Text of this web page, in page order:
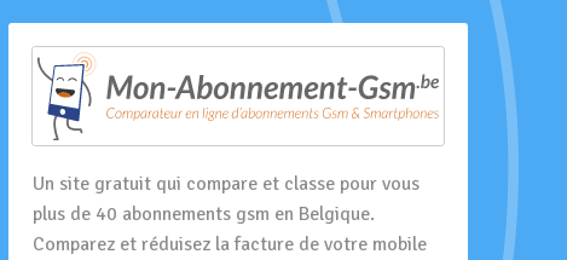
Un site gratuit qui compare et classe pour vous
plus de 40 abonnements gsm en Belgique.
Comparez et réduisez la facture de votre mobile